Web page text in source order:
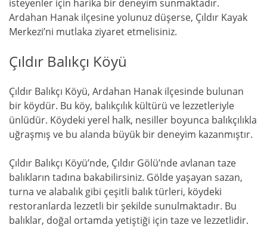
isteyenler için harika bir deneyim sunmaktadır.
Ardahan Hanak ilçesine yolunuz düşerse, Çıldır Kayak
Merkezi’ni mutlaka ziyaret etmelisiniz.
Çıldır Balıkçı Köyü
Çıldır Balıkçı Köyü, Ardahan Hanak ilçesinde bulunan
bir köydür. Bu köy, balıkçılık kültürü ve lezzetleriyle
ünlüdür. Köydeki yerel halk, nesiller boyunca balıkçılıkla
uğraşmış ve bu alanda büyük bir deneyim kazanmıştır.
Çıldır Balıkçı Köyü’nde, Çıldır Gölü’nde avlanan taze
balıkların tadına bakabilirsiniz. Gölde yaşayan sazan,
turna ve alabalık gibi çeşitli balık türleri, köydeki
restoranlarda lezzetli bir şekilde sunulmaktadır. Bu
balıklar, doğal ortamda yetiştiği için taze ve lezzetlidir.